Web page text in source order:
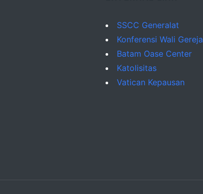
SSCC Generalat
Konferensi Wali Gereja
Batam Oase Center
Katolisitas
Vatican Kepausan